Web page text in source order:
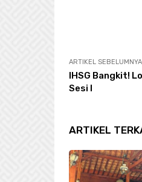
ARTIKEL SEBELUMNYA
IHSG Bangkit!
Sesi I
ARTIKEL